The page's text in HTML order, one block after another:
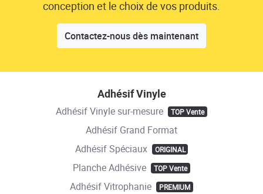
conception et le choix de vos produits.
Contactez-nous dès maintenant
Adhésif Vinyle
Adhésif Vinyle sur-mesure TOP Vente
Adhésif Grand Format
Adhésif Spéciaux
ORIGINAL
Planche Adhésive TOP Vente
Adhésif Vitrophanie PREMIUM